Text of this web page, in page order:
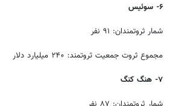
۶- سوئیس
شمار ثروتمندان: ۹۱ نفر
مجموع ثروت جمعیت ثروتمند: ۲۴۰ میلیارد دلار
۷- هنگ کنگ